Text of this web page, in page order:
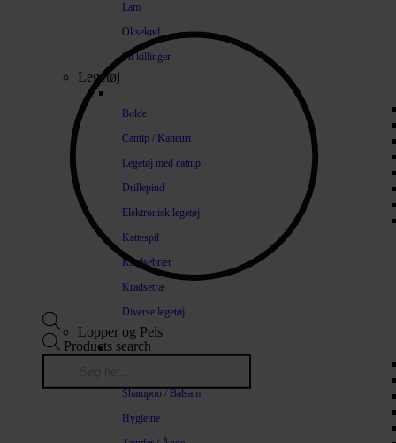
Lam
Oksekød
Til killinger
Legetøj
Bolde
Catnip / Katteurt
Legetøj med catnip
Drillepind
Elektronisk legetøj
Kattespil
Kradsebræt
Kradsetræ
Diverse legetøj
Lopper og Pels
Shampoo / Balsam
Hygiejne
Products search